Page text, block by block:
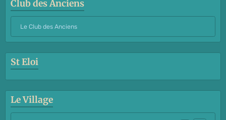
Club des Anciens
Le Club des Anciens
St Eloi
Le Village